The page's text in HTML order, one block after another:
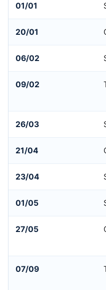
01/01
20/01
06/02
09/02
26/03
21/04
23/04
01/05
27/05
07/09